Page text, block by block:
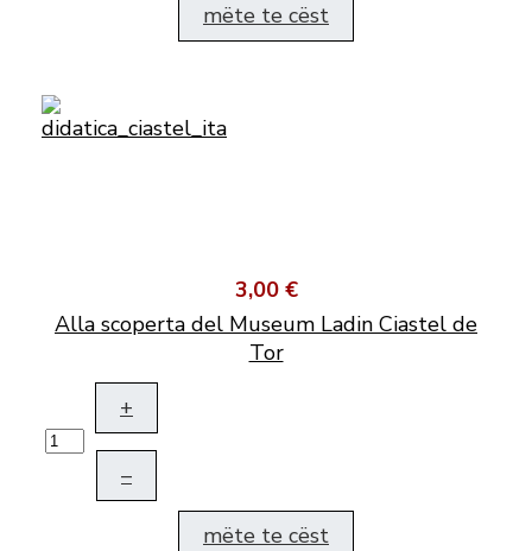
mëte te cëst
3,00 €
Alla scoperta del Museum Ladin Ciastel de
Tor
+
–
mëte te cëst